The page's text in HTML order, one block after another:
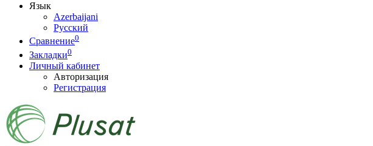
Язык
Azerbaijani
Русский
Сравнение0
Закладки0
Личный кабинет
Авторизация
Регистрация